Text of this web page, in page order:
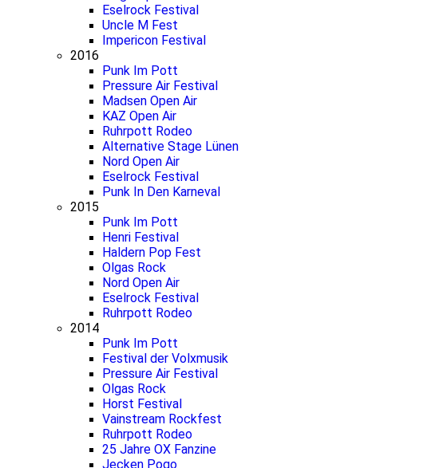
Eselrock Festival
Uncle M Fest
Impericon Festival
2016
Punk Im Pott
Pressure Air Festival
Madsen Open Air
KAZ Open Air
Ruhrpott Rodeo
Alternative Stage Lünen
Nord Open Air
Eselrock Festival
Punk In Den Karneval
2015
Punk Im Pott
Henri Festival
Haldern Pop Fest
Olgas Rock
Nord Open Air
Eselrock Festival
Ruhrpott Rodeo
2014
Punk Im Pott
Festival der Volxmusik
Pressure Air Festival
Olgas Rock
Horst Festival
Vainstream Rockfest
Ruhrpott Rodeo
25 Jahre OX Fanzine
Jecken Pogo